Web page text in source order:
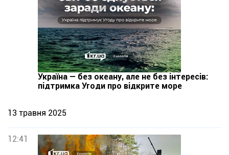
Україна — без океану, але не без інтересів:
підтримка Угоди про відкрите море
13 травня 2025
12:41